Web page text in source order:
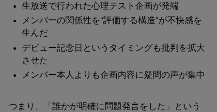
生放送で行われた心理テスト企画が発端
メンバーの関係性を“評価する構造”が不快感を
生んだ
デビュー記念日というタイミングも批判を拡大
させた
メンバー本人よりも企画内容に疑問の声が集中
つまり、「誰かが明確に問題発言をした」という